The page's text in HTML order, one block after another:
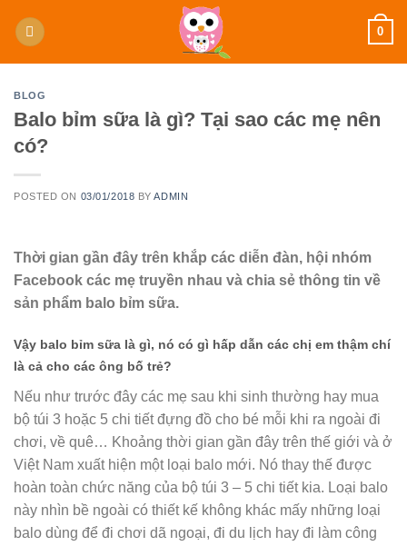
0
BLOG
Balo bỉm sữa là gì? Tại sao các mẹ nên
có?
POSTED ON 03/01/2018 BYADMIN
Thời gian gần đây trên khắp các diễn đàn, hội nhóm
Facebook các mẹ truyền nhau và chia sẻ thông tin về
sản phẩm balo bỉm sữa.
Vậy balo bỉm sữa là gì, nó có gì hấp dẫn các chị em thậm chí
là cả cho các ông bố trẻ?
Nếu như trước đây các mẹ sau khi sinh thường hay mua
bộ túi 3 hoặc 5 chi tiết đựng đồ cho bé mỗi khi ra ngoài đi
chơi, về quê… Khoảng thời gian gần đây trên thế giới và ở
Việt Nam xuất hiện một loại balo mới. Nó thay thế được
hoàn toàn chức năng của bộ túi 3 – 5 chi tiết kia. Loại balo
này nhìn bề ngoài có thiết kế không khác mấy những loại
balo dùng để đi chơi dã ngoại, đi du lịch hay đi làm công